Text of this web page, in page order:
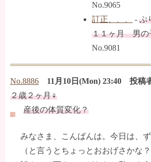
No.9065
訂正、、、
- ぷ
１１ヶ月 男の
No.9081
No.8886 11月10日(Mon) 23:40 投稿
２歳２ヶ月♀
産後の体質変化？
みなさま、こんばんは。今日は、
（と言うとちょっとおおげさかな